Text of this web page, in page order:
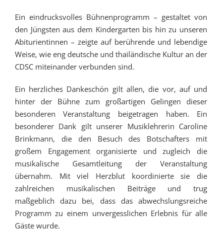
Ein eindrucksvolles Bühnenprogramm – gestaltet von
den Jüngsten aus dem Kindergarten bis hin zu unseren
Abiturientinnen – zeigte auf berührende und lebendige
Weise, wie eng deutsche und thailändische Kultur an der
CDSC miteinander verbunden sind.
Ein herzliches Dankeschön gilt allen, die vor, auf und
hinter der Bühne zum großartigen Gelingen dieser
besonderen Veranstaltung beigetragen haben. Ein
besonderer Dank gilt unserer Musiklehrerin Caroline
Brinkmann, die den Besuch des Botschafters mit
großem Engagement organisierte und zugleich die
musikalische Gesamtleitung der Veranstaltung
übernahm. Mit viel Herzblut koordinierte sie die
zahlreichen musikalischen Beiträge und trug
maßgeblich dazu bei, dass das abwechslungsreiche
Programm zu einem unvergesslichen Erlebnis für alle
Gäste wurde.